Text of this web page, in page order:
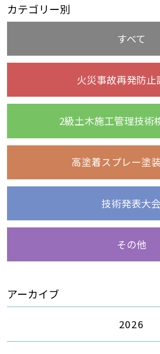
カテゴリー別
すべて
火災事故再発防止
2級土木施工管理技術
高塗着スプレー塗
技術発表大会
その他
アーカイブ
2026